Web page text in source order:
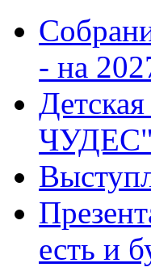
- на
ЧУДЕС"
есть и